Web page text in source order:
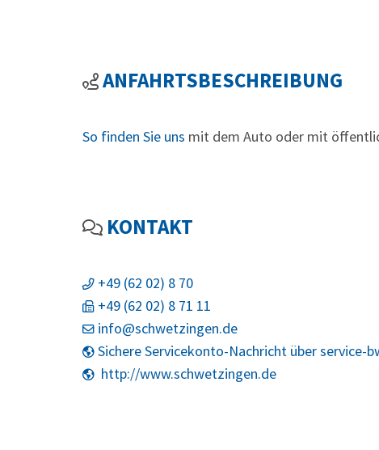
ANFAHRTSBESCHREIBUNG
So finden Sie uns mit dem Auto oder mit
KONTAKT
+49 (62 02) 8 70
+49 (62 02) 8 71 11
info@schwetzingen.de
Sichere Servicekonto-Nachricht über service-
http://www.schwetzingen.de